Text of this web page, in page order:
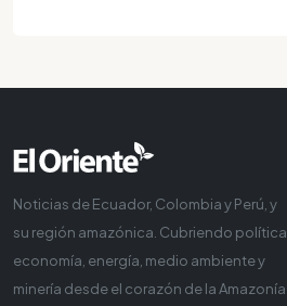
Noticias de Ecuador, Colombia y Perú, y
su región amazónica. Cubriendo política,
economía, energía, medio ambiente y
minería desde el corazón de la Amazonía